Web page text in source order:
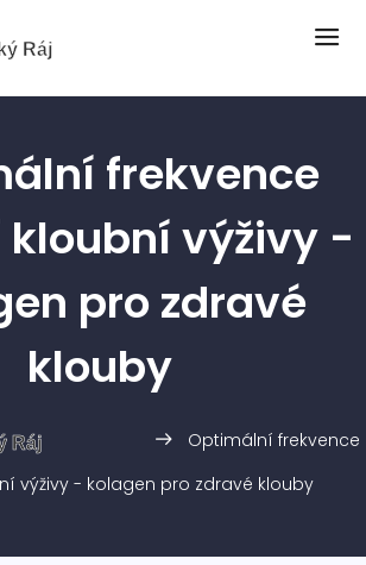
frekvence
kloubní výživy -
pro zdravé
klouby
Optimální frekvence
výživy - kolagen pro zdravé klouby